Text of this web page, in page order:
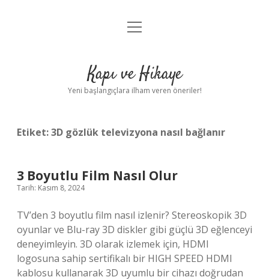
Anasayfa
Yasal Uyarı
menüyü
Kapı ve Hikaye
Yeni başlangıçlara ilham veren öneriler!
Etiket:3D gözlük televizyona nasıl bağlanır
3 Boyutlu Film Nasıl Olur
Tarih: Kasım 8, 2024
TV’den 3 boyutlu film nasıl izlenir? Stereoskopik 3D
oyunlar ve Blu-ray 3D diskler gibi güçlü 3D eğlenceyi
deneyimleyin. 3D olarak izlemek için, HDMI
logosuna sahip sertifikalı bir HIGH SPEED HDMI
kablosu kullanarak 3D uyumlu bir cihazı doğrudan